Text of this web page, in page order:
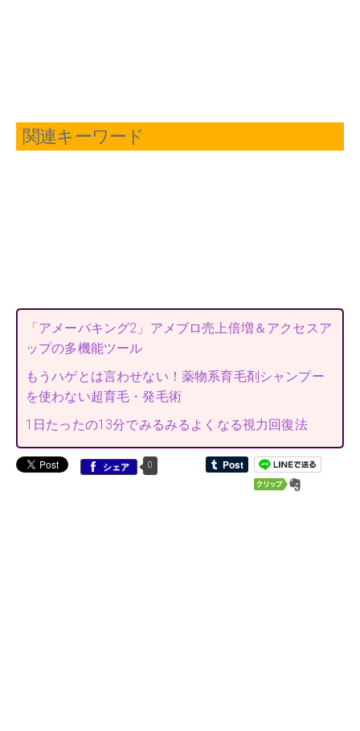
関連キーワード
「アメーバキング2」アメブロ売上倍増＆アクセスア
ップの多機能ツール
もうハゲとは言わせない！薬物系育毛剤シャンプー
を使わない超育毛・発毛術
1日たったの13分でみるみるよくなる視力回復法
シェア 0